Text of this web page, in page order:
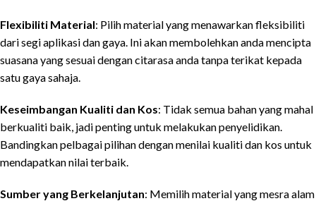
Flexibiliti Material: Pilih material yang menawarkan fleksibiliti
dari segi aplikasi dan gaya. Ini akan membolehkan anda mencipta
suasana yang sesuai dengan citarasa anda tanpa terikat kepada
satu gaya sahaja.
Keseimbangan Kualiti dan Kos: Tidak semua bahan yang mahal
berkualiti baik, jadi penting untuk melakukan penyelidikan.
Bandingkan pelbagai pilihan dengan menilai kualiti dan kos untuk
mendapatkan nilai terbaik.
Sumber yang Berkelanjutan: Memilih material yang mesra alam